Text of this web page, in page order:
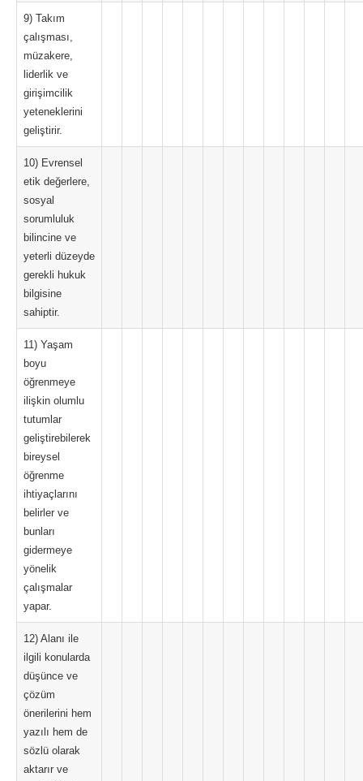
9) Takım
çalışması,
müzakere,
liderlik ve
girişimcilik
yeteneklerini
geliştirir.
10) Evrensel
etik değerlere,
sosyal
sorumluluk
bilincine ve
yeterli düzeyde
gerekli hukuk
bilgisine
sahiptir.
11) Yaşam
boyu
öğrenmeye
ilişkin olumlu
tutumlar
geliştirebilerek
bireysel
öğrenme
ihtiyaçlarını
belirler ve
bunları
gidermeye
yönelik
çalışmalar
yapar.
12) Alanı ile
ilgili konularda
düşünce ve
çözüm
önerilerini hem
yazılı hem de
sözlü olarak
aktarır ve